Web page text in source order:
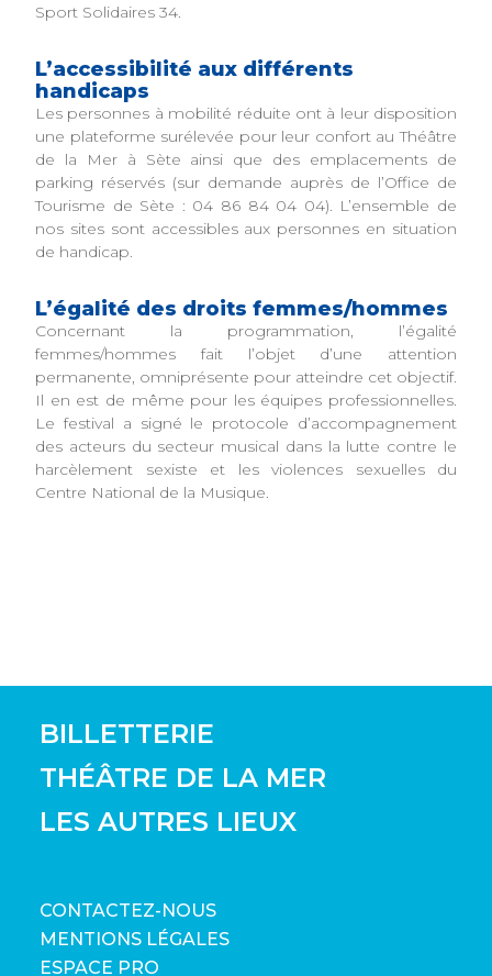
Sport Solidaires 34.
L’accessibilité aux différents
handicaps
Les personnes à mobilité réduite ont à leur disposition
une plateforme surélevée pour leur confort au Théâtre
de la Mer à Sète ainsi que des emplacements de
parking réservés (sur demande auprès de l’Office de
Tourisme de Sète : 04 86 84 04 04). L’ensemble de
nos sites sont accessibles aux personnes en situation
de handicap.
L’égalité des droits femmes/hommes
Concernant la programmation, l’égalité
femmes/hommes fait l’objet d’une attention
permanente, omniprésente pour atteindre cet objectif.
Il en est de même pour les équipes professionnelles.
Le festival a signé le protocole d’accompagnement
des acteurs du secteur musical dans la lutte contre le
harcèlement sexiste et les violences sexuelles du
Centre National de la Musique.
BILLETTERIE
THÉÂTRE DE LA MER
LES AUTRES LIEUX
CONTACTEZ-NOUS
MENTIONS LÉGALES
ESPACE PRO